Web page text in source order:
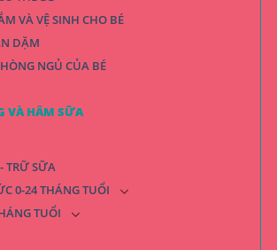
VÀ VỆ SINH CHO BÉ
DẶM
NGỦ CỦA BÉ
VÀ HÂM SỮA
TRỮ SỮA
0-24 THÁNG TUỔI
TUỔI